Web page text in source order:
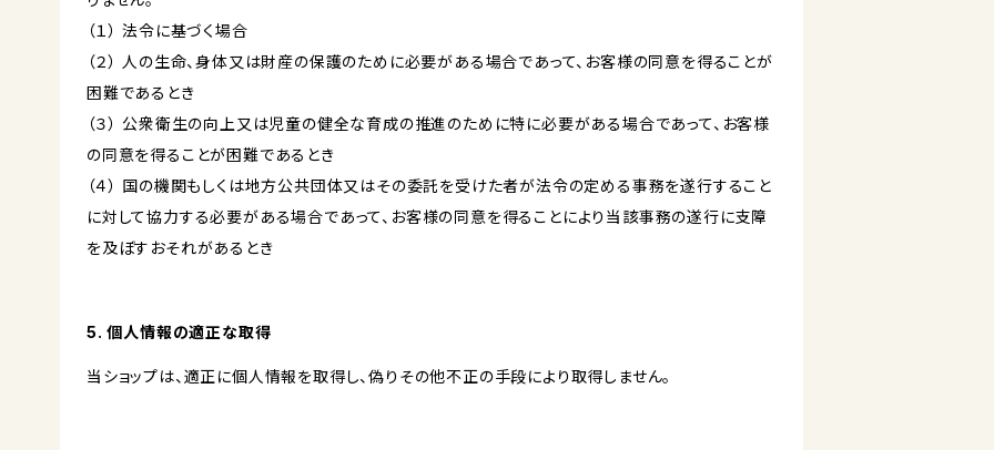
（１） 法令に基づく場合
（２） 人の生命、身体又は財産の保護のために必要がある場合であって、お客様の同意を得ることが
困難であるとき
（３） 公衆衛生の向上又は児童の健全な育成の推進のために特に必要がある場合であって、お客様
の同意を得ることが困難であるとき
（４） 国の機関もしくは地方公共団体又はその委託を受けた者が法令の定める事務を遂行すること
に対して協力する必要がある場合であって、お客様の同意を得ることにより当該事務の遂行に支障
を及ぼすおそれがあるとき
5. 個人情報の適正な取得
当ショップは、適正に個人情報を取得し、偽りその他不正の手段により取得しません。